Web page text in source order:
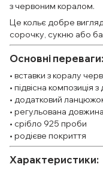
з червоним коралом.
Це кольє добре
сорочку, сукню або
Основні переваги:
• вставки з коралу
• підвісна
• додатковий
• регульована довжина
• срібло 925 проби
• родієве покриття
Характеристики: